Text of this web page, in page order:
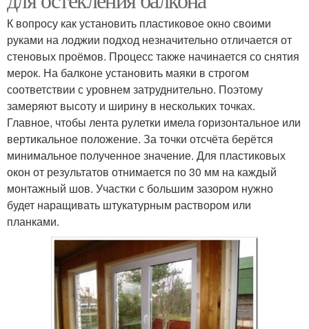
К вопросу как установить пластиковое окно своими
руками на лоджии подход незначительно отличается от
стеновых проёмов. Процесс также начинается со снятия
мерок. На балконе установить маяки в строгом
соответствии с уровнем затруднительно. Поэтому
замеряют высоту и ширину в нескольких точках.
Главное, чтобы лента рулетки имела горизонтальное или
вертикальное положение. За точки отсчёта берётся
минимальное полученное значение. Для пластиковых
окон от результатов отнимается по 30 мм на каждый
монтажный шов. Участки с большим зазором нужно
будет наращивать штукатурным раствором или
планками.